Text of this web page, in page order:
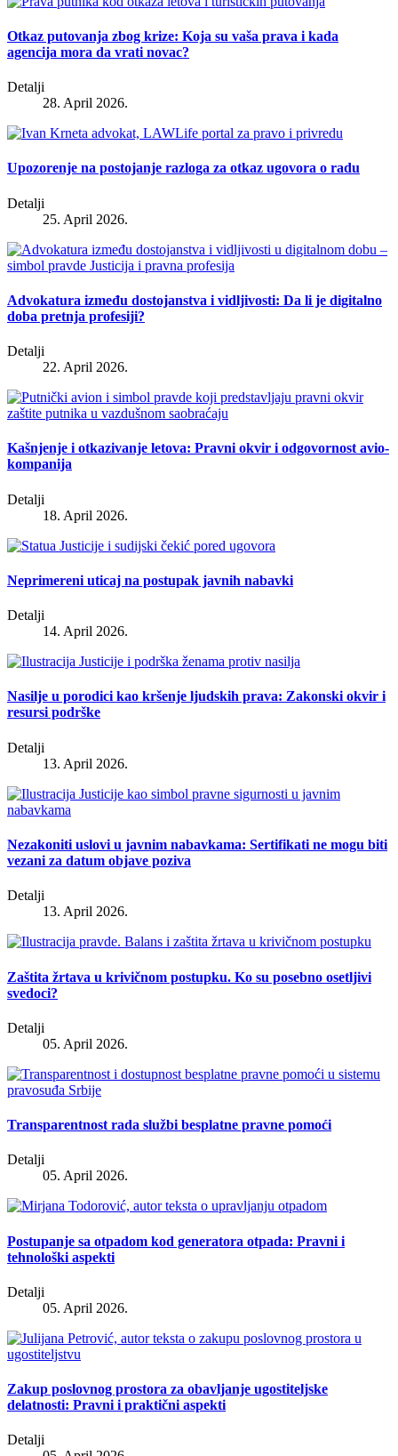
Otkaz putovanja zbog krize: Koja su vaša prava i kada
agencija mora da vrati novac?
Detalji
28. April 2026.
Upozorenje na postojanje razloga za otkaz ugovora o radu
Detalji
25. April 2026.
Advokatura između dostojanstva i vidljivosti: Da li je digitalno
doba pretnja profesiji?
Detalji
22. April 2026.
Kašnjenje i otkazivanje letova: Pravni okvir i odgovornost avio-
kompanija
Detalji
18. April 2026.
Neprimereni uticaj na postupak javnih nabavki
Detalji
14. April 2026.
Nasilje u porodici kao kršenje ljudskih prava: Zakonski okvir i
resursi podrške
Detalji
13. April 2026.
Nezakoniti uslovi u javnim nabavkama: Sertifikati ne mogu biti
vezani za datum objave poziva
Detalji
13. April 2026.
Zaštita žrtava u krivičnom postupku. Ko su posebno osetljivi
svedoci?
Detalji
05. April 2026.
Transparentnost rada službi besplatne pravne pomoći
Detalji
05. April 2026.
Postupanje sa otpadom kod generatora otpada: Pravni i
tehnološki aspekti
Detalji
05. April 2026.
Zakup poslovnog prostora za obavljanje ugostiteljske
delatnosti: Pravni i praktični aspekti
Detalji